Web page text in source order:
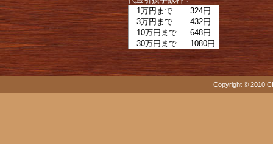
1万円まで
324円
3万円まで
432円
10万円まで
648円
30万円まで
1080円
Copyright © 2010